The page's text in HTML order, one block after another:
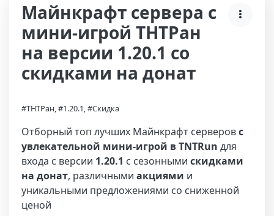
Майнкрафт сервера с
мини-игрой ТНТРан
на версии 1.20.1 со
скидками на донат
#ТНТРан, #1.20.1, #Скидка
Отборный топ лучших Майнкрафт серверовс
увлекательной мини-игрой в TNTRun для
входа с версии 1.20.1 с сезонными скидками
на донат, различными акциями и
уникальными предложениями со сниженной
ценой